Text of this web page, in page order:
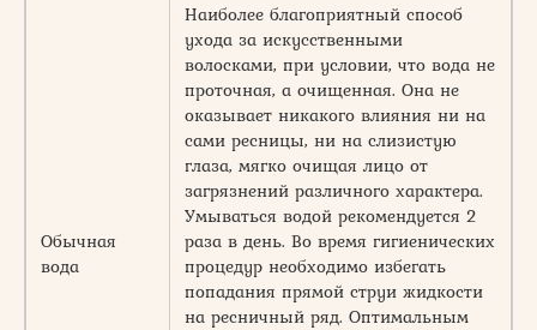
Обычная
вода
Наиболее благоприятный способ
ухода за искусственными
волосками, при условии, что вода не
проточная, а очищенная. Она не
оказывает никакого влияния ни на
сами ресницы, ни на слизистую
глаза, мягко очищая лицо от
загрязнений различного характера.
Умываться водой рекомендуется 2
раза в день. Во время гигиенических
процедур необходимо избегать
попадания прямой струи жидкости
на ресничный ряд. Оптимальным